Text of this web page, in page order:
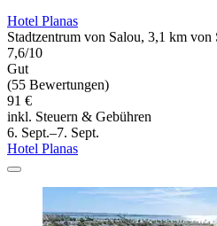
Hotel Planas
Stadtzentrum von Salou, 3,1 km
7,6/10
Gut
(55 Bewertungen)
91 €
inkl. Steuern & Gebühren
6. Sept.–7. Sept.
Hotel Planas